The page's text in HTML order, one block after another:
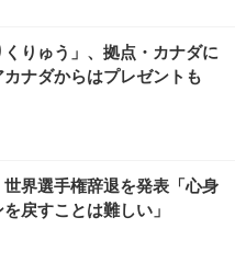
りゅう」、拠点・カナダに
カナダからはプレゼントも
界選手権辞退を発表「心身
戻すことは難しい」